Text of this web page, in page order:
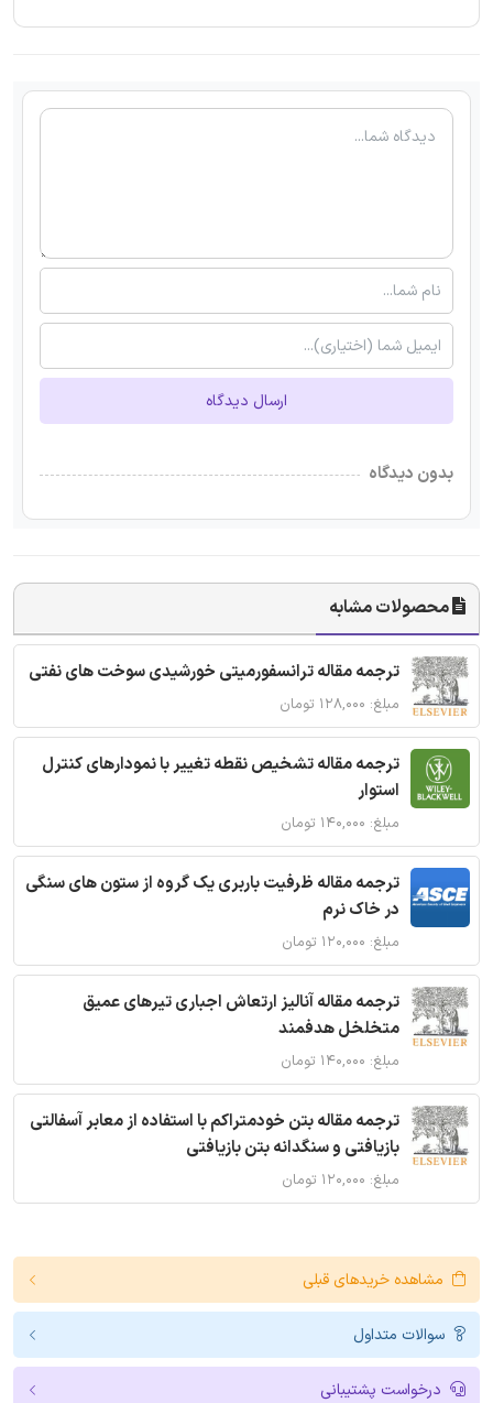
ارسال دیدگاه
بدون دیدگاه
محصولات مشابه
ترجمه مقاله ترانسفورمیتی خورشیدی سوخت های نفتی
مبلغ: ۱۲۸,۰۰۰ تومان
ترجمه مقاله تشخیص نقطه تغییر با نمودارهای کنترل
استوار
مبلغ: ۱۴۰,۰۰۰ تومان
ترجمه مقاله ظرفیت باربری یک گروه از ستون های سنگی
در خاک نرم
مبلغ: ۱۲۰,۰۰۰ تومان
ترجمه مقاله آنالیز ارتعاش اجباری تیرهای عمیق
متخلخل هدفمند
مبلغ: ۱۴۰,۰۰۰ تومان
ترجمه مقاله بتن خودمتراکم با استفاده از معابر آسفالتی
بازیافتی و سنگدانه بتن بازیافتی
مبلغ: ۱۲۰,۰۰۰ تومان
مشاهده خریدهای قبلی
سوالات متداول
درخواست پشتیبانی